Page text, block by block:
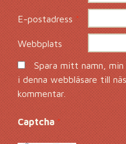
E-postadress *
Webbplats
Spara mitt namn,
i denna webbläsare till
kommentar.
Captcha*